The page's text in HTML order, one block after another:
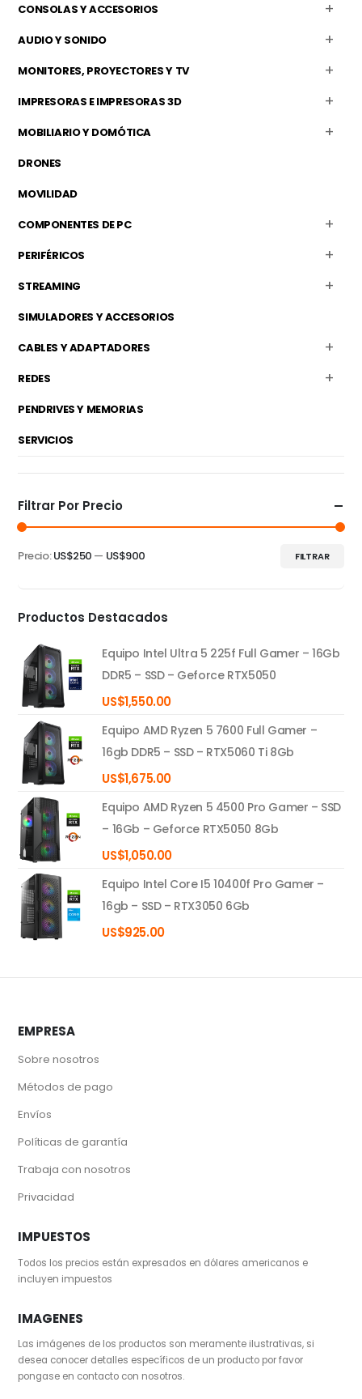
CONSOLAS Y ACCESORIOS
AUDIO Y SONIDO
MONITORES, PROYECTORES Y TV
IMPRESORAS E IMPRESORAS 3D
MOBILIARIO Y DOMÓTICA
DRONES
MOVILIDAD
COMPONENTES DE PC
PERIFÉRICOS
STREAMING
SIMULADORES Y ACCESORIOS
CABLES Y ADAPTADORES
REDES
PENDRIVES Y MEMORIAS
SERVICIOS
Filtrar Por Precio
mínimo
máximo
FILTRAR
Precio:US$250 — US$900
Productos Destacados
Equipo Intel Ultra 5 225f Full Gamer – 16Gb
DDR5 – SSD – Geforce RTX5050
US$1,550.00
Equipo AMD Ryzen 5 7600 Full Gamer –
16gb DDR5 – SSD – RTX5060 Ti 8Gb
US$1,675.00
Equipo AMD Ryzen 5 4500 Pro Gamer – SSD
– 16Gb – Geforce RTX5050 8Gb
US$1,050.00
Equipo Intel Core I5 10400f Pro Gamer –
16gb – SSD – RTX3050 6Gb
US$925.00
EMPRESA
Sobre nosotros
Métodos de pago
Envíos
Políticas de garantía
Trabaja con nosotros
Privacidad
IMPUESTOS
Todos los precios están expresados en dólares americanos e
incluyen impuestos
IMAGENES
Las imágenes de los productos son meramente ilustrativas, si
desea conocer detalles específicos de un producto por favor
pongase en contacto con nosotros.